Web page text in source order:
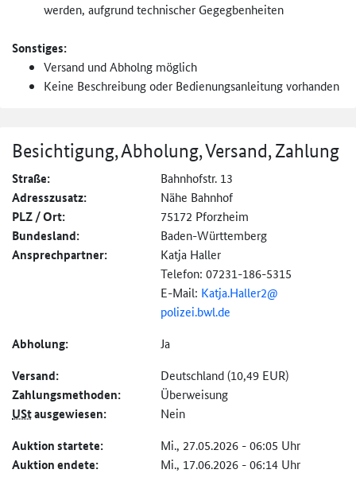
werden, aufgrund technischer Gegegbenheiten
Sonstiges:
Versand und Abholng möglich
Keine Beschreibung oder Bedienungsanleitung vorhanden
Besichtigung, Abholung, Versand, Zahlung
Straße: Bahnhofstr. 13
Adresszusatz: Nähe Bahnhof
PLZ / Ort: 75172 Pforzheim
Bundesland: Baden-Württemberg
Ansprechpartner:
Katja Haller
Telefon: 07231-186-5315
E-Mail: Katja.Haller2@
polizei.bwl.de
Abholung: Ja
Versand: Deutschland (10,49 EUR)
Zahlungs­methoden: Überweisung
UStausgewiesen: Nein
Auktion startete: Mi., 27.05.2026 - 06:05 Uhr
Auktion endete: Mi., 17.06.2026 - 06:14 Uhr